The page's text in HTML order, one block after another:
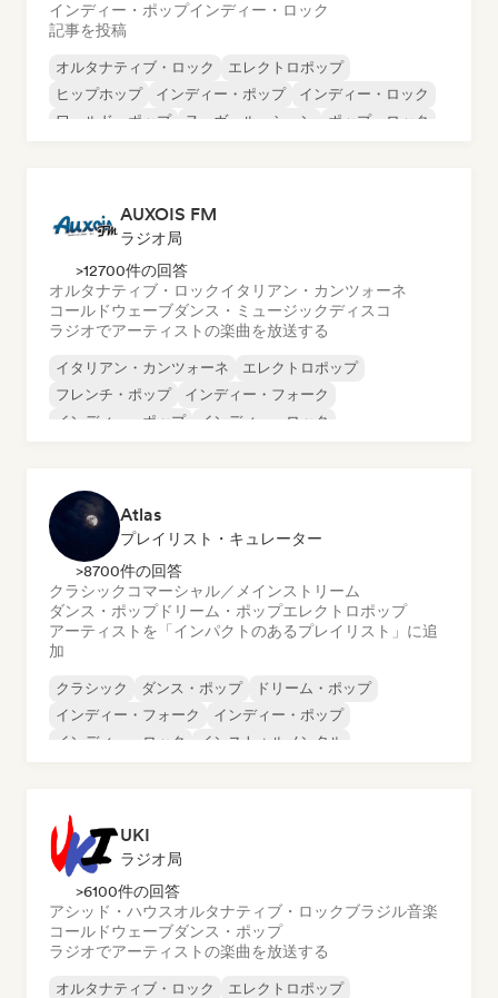
インディー・ポップインディー・ロック
記事を投稿
オルタナティブ・ロック
エレクトロポップ
ヒップホップ
インディー・ポップ
インディー・ロック
ワールド・ポップ
ヌーヴェル・シーン ポップ・ロック
AUXOIS FM
ラジオ局
>12700件の回答
オルタナティブ・ロックイタリアン・カンツォーネ
コールドウェーブダンス・ミュージックディスコ
ラジオでアーティストの楽曲を放送する
イタリアン・カンツォーネ
エレクトロポップ
フレンチ・ポップ
インディー・フォーク
インディー・ポップ
インディー・ロック
Atlas
プレイリスト・キュレーター
>8700件の回答
クラシック コマーシャル／メインストリーム
ダンス・ポップドリーム・ポップエレクトロポップ
アーティストを「インパクトのあるプレイリスト」に追
加
クラシック ダンス・ポップ
ドリーム・ポップ
インディー・フォーク
インディー・ポップ
インディー・ロック
インストゥルメンタル
UKI
ラジオ局
>6100件の回答
アシッド・ハウスオルタナティブ・ロックブラジル音楽
コールドウェーブダンス・ポップ
ラジオでアーティストの楽曲を放送する
オルタナティブ・ロック
エレクトロポップ